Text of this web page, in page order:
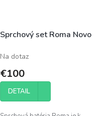
Sprchový set Roma Novo
Na dotaz
€100
DETAIL